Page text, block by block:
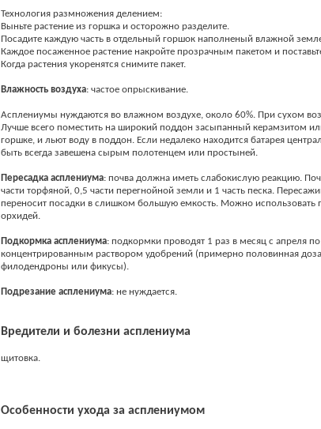
Технология размножения делением:
Выньте растение из горшка и осторожно разделите.
Посадите каждую часть в отдельный горшок наполненый влажной
Каждое посаженное растение накройте прозрачным пакетом и
Когда растения укоренятся снимите пакет.
Влажность воздуха: частое опрыскивание.
Асплениумы нуждаются во влажном воздухе, около 60%. При сухом
Лучше всего поместить на широкий поддон засыпанный керамзитом
горшке, и льют воду в поддон. Если недалеко находится батарея
быть всегда завешена сырым полотенцем или простыней.
Пересадкаасплениума: почва должна иметь слабокислую реакцию.
части торфяной, 0,5 части перегнойной земли и 1 часть песка.
переносит посадки в слишком большую емкость. Можно использовать
орхидей.
Подкормкаасплениума: подкормки проводят 1 раз в месяц с апреля
концентрированным раствором удобрений (примерно половинная доза
филодендроны или фикусы).
Подрезаниеасплениума: не нуждается.
Вредители и болезни асплениума
щитовка.
Особенности ухода за асплениумом